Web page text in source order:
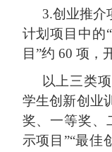
3.创业推介
计划项目中的
目”约 60 项，
以上三类
学生创新创业
奖、一等奖、
示项目”“最佳